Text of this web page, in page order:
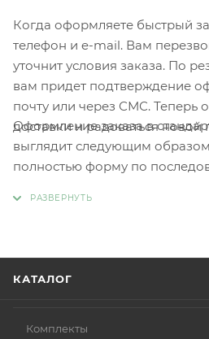
Когда оформляете быстрый
телефон и e-mail. Вам
уточнит условия заказа. По
вам придет подтверждение
почту или через СМС. Теперь
доставки и радоваться новой
Оформление заказа в
выглядит следующим
полностью форму по
КАТАЛОГ
Комплекты